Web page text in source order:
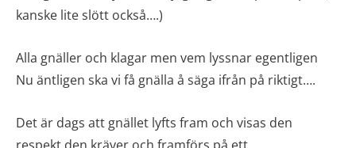
kanske lite slött också….)
Alla gnäller och klagar men vem lyssnar egentligen
Nu äntligen ska vi få gnälla å säga ifrån på riktigt….
Det är dags att gnället lyfts fram och visas den